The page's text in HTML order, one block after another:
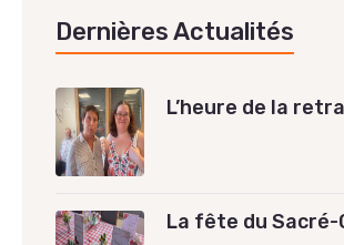
Dernières Actualités
L’heure de la
La fête du